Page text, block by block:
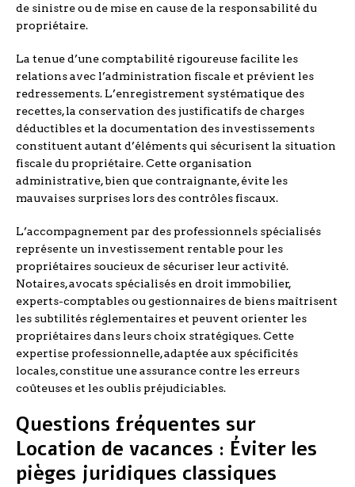
de sinistre ou de mise en cause de la responsabilité du
propriétaire.
La tenue d’une comptabilité rigoureuse facilite les
relations avec l’administration fiscale et prévient les
redressements. L’enregistrement systématique des
recettes, la conservation des justificatifs de charges
déductibles et la documentation des investissements
constituent autant d’éléments qui sécurisent la situation
fiscale du propriétaire. Cette organisation
administrative, bien que contraignante, évite les
mauvaises surprises lors des contrôles fiscaux.
L’accompagnement par des professionnels spécialisés
représente un investissement rentable pour les
propriétaires soucieux de sécuriser leur activité.
Notaires, avocats spécialisés en droit immobilier,
experts-comptables ou gestionnaires de biens maîtrisent
les subtilités réglementaires et peuvent orienter les
propriétaires dans leurs choix stratégiques. Cette
expertise professionnelle, adaptée aux spécificités
locales, constitue une assurance contre les erreurs
coûteuses et les oublis préjudiciables.
Questions fréquentes sur
Location de vacances : Éviter les
pièges juridiques classiques